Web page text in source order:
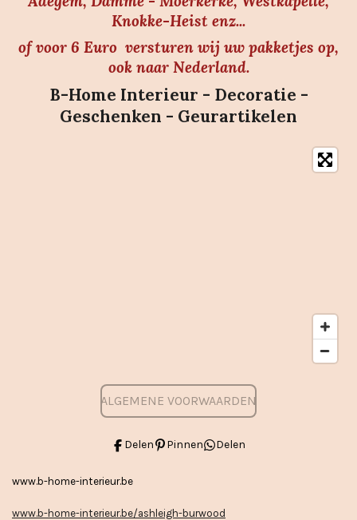
Knokke-Heist enz...
of voor 6 Euro versturen wij uw pakketjes op,
ook naar Nederland.
B-Home Interieur - Decoratie -
Geschenken - Geurartikelen
ALGEMENE VOORWAARDEN
Delen Pinnen Delen
www.b-home-interieur.be
www.b-home-interieur.be/ashleigh-burwood